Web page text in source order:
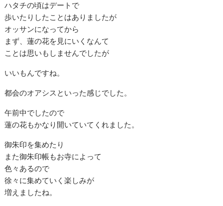
ハタチの頃はデートで
歩いたりしたことはありましたが
オッサンになってから
まず、蓮の花を見にいくなんて
ことは思いもしませんでしたが
いいもんですね。
都会のオアシスといった感じでした。
午前中でしたので
蓮の花もかなり開いていてくれました。
御朱印を集めたり
また御朱印帳もお寺によって
色々あるので
徐々に集めていく楽しみが
増えましたね。